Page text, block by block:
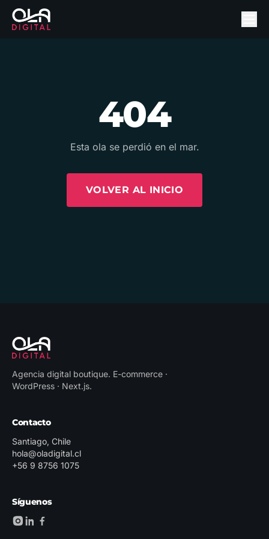
404
Esta ola se perdió en el mar.
VOLVER AL INICIO
Agencia digital boutique. E-commerce ·
WordPress · Next.js.
Contacto
Santiago, Chile
hola@oladigital.cl
+56 9 8756 1075
Síguenos